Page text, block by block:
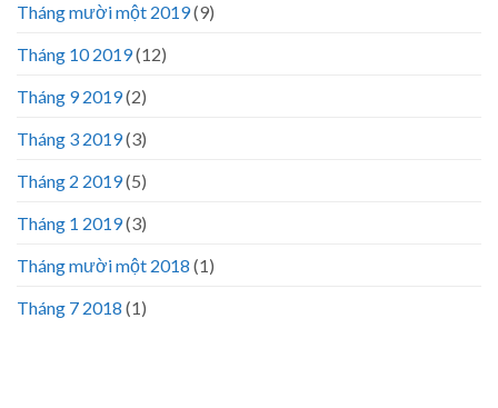
Tháng mười một 2019(9)
Tháng 10 2019(12)
Tháng 9 2019(2)
Tháng 3 2019(3)
Tháng 2 2019(5)
Tháng 1 2019(3)
Tháng mười một 2018 (1)
Tháng 7 2018 (1)